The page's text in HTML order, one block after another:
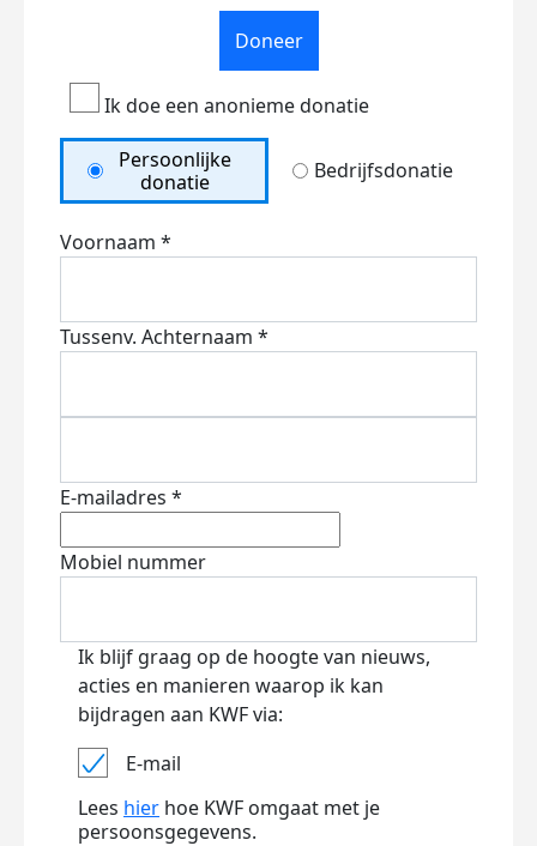
Doneer
Ik doe een anonieme donatie
Persoonlijke
donatie
Bedrijfsdonatie
Voornaam *
Tussenv. Achternaam *
E-mailadres *
Mobiel nummer
Ik blijf graag op de hoogte van nieuws,
acties en manieren waarop ik kan
bijdragen aan KWF via:
E-mail
Lees hier hoe KWF omgaat met je
persoonsgegevens.